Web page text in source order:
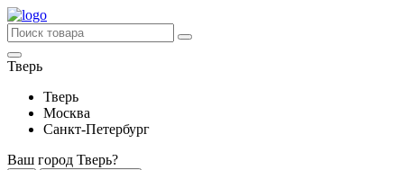
Тверь
Тверь
Москва
Санкт-Петербург
Ваш город Тверь?